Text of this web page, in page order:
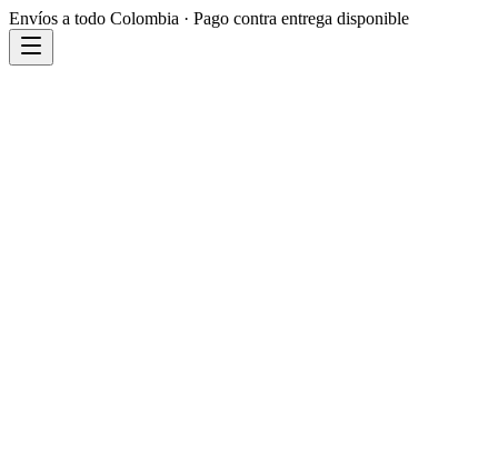
Envíos a todo Colombia · Pago contra entrega disponible